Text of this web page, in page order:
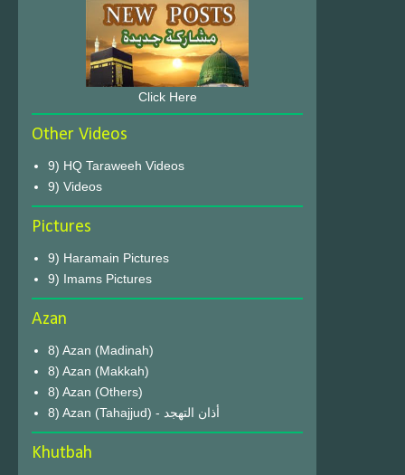
Click Here
Other Videos
9) HQ Taraweeh Videos
9) Videos
Pictures
9) Haramain Pictures
9) Imams Pictures
Azan
8) Azan (Madinah)
8) Azan (Makkah)
8) Azan (Others)
8) Azan (Tahajjud) - أذان التهجد
Khutbah